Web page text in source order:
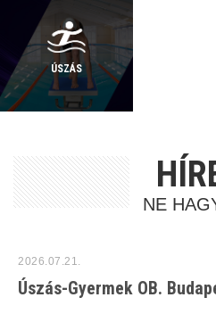
ÚSZÁS
NE
2026.07.21.
Úszás-Gyermek OB.